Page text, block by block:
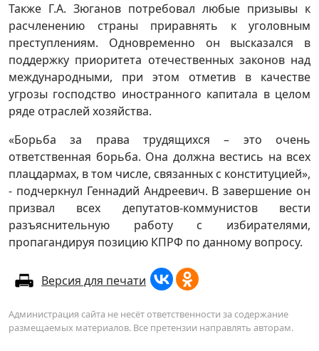
Также Г.А. Зюганов потребовал любые призывы к
расчленению страны приравнять к уголовным
преступлениям. Одновременно он высказался в
поддержку приоритета отечественных законов над
международными, при этом отметив в качестве
угрозы господство иностранного капитала в целом
ряде отраслей хозяйства.
«Борьба за права трудящихся – это очень
ответственная борьба. Она должна вестись на всех
плацдармах, в том числе, связанных с конституцией»,
- подчеркнул Геннадий Андреевич. В завершение он
призвал всех депутатов-коммунистов вести
разъяснительную работу с избирателями,
пропагандируя позицию КПРФ по данному вопросу.
Версия для печати
Администрация сайта не несёт ответственности за содержание
размещаемых материалов. Все претензии направлять авторам.